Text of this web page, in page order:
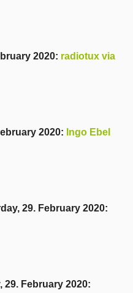
2020: radiotux via
2020: Ingo Ebel
29. February 2020:
29. February 2020: